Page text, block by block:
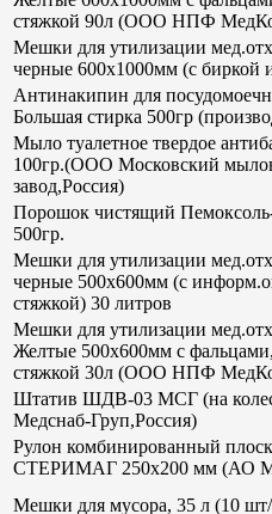
стяжкой 90л (ООО НПФ
Мешки для утилизации
черные 600х1000мм (с биркой
Антинакипин для
Большая стирка 500гр
Мыло туалетное твердое
100гр.(ООО Московский
завод,Россия)
Порошок чистящий
500гр.
Мешки для утилизации
черные 500х600мм (с
стяжкой) 30 литров
Мешки для утилизации
Желтые 500х600мм с
стяжкой 30л (ООО НПФ
Штатив ШДВ-03 МСГ (на
Медснаб-Груп,Россия)
Рулон комбинированный
СТЕРИМАГ 250х200 мм (АО
Мешки для мусора, 35 л (10